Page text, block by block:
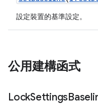
設定裝置的基準設定。
公用建構函式
LockSettings